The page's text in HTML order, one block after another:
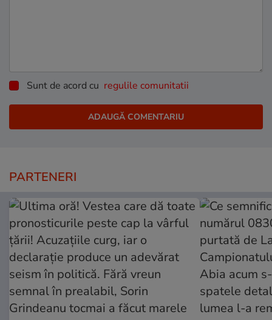
Sunt de acord cu regulile comunitatii
PARTENERI